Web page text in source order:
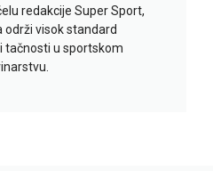
redakcije Super Sport,
održi visok standard
tačnosti u sportskom